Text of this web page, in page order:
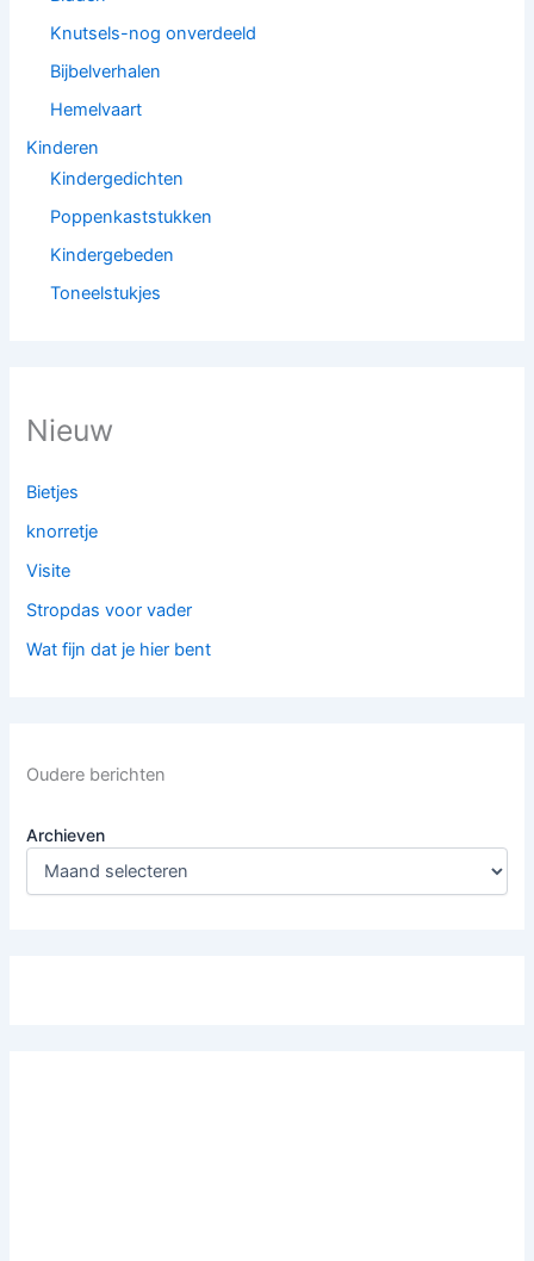
Knutsels-nog onverdeeld
Bijbelverhalen
Hemelvaart
Kinderen
Kindergedichten
Poppenkaststukken
Kindergebeden
Toneelstukjes
Nieuw
Bietjes
knorretje
Visite
Stropdas voor vader
Wat fijn dat je hier bent
Oudere berichten
Archieven